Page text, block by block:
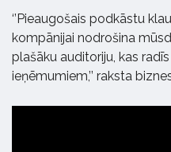
‘’Pieaugošais podkāstu
kompānijai nodrošina
plašāku auditoriju, kas
ieņēmumiem,’’ raksta